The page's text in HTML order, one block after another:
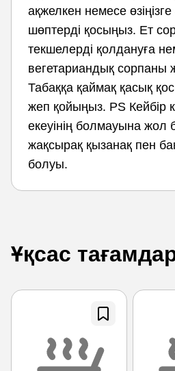
ақжелкен немесе
шөптерді қосыңыз. Ет
текшелерді қолдануға
вегетариандық сорпаны
Табаққа қаймақ қасық
жеп қойыңыз. PS Кейбір
екеуінің болмауына жол
жақсырақ қызанақ пен
болуы.
Ұқсас